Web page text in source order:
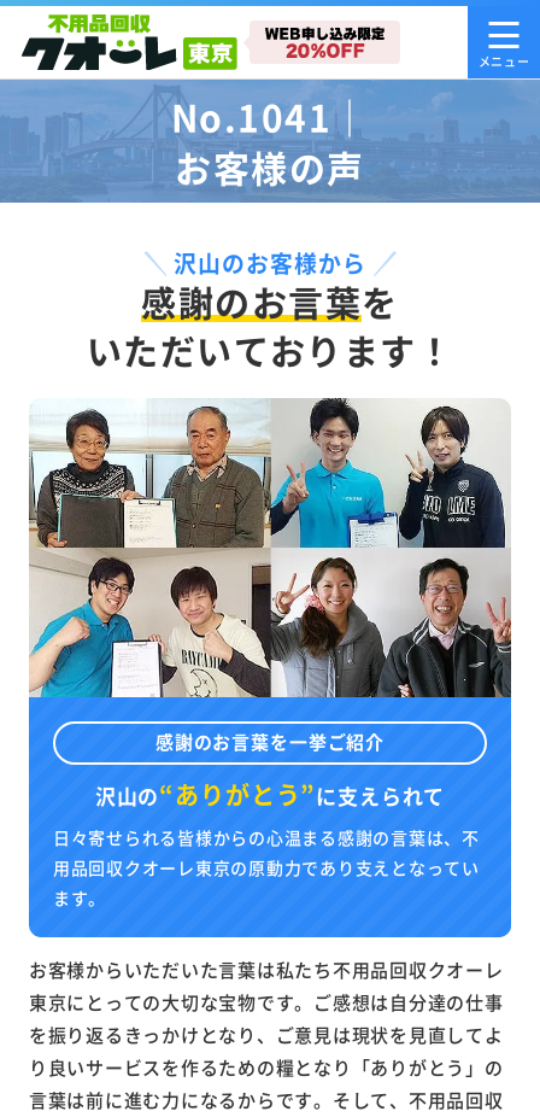
No.1041｜
お客様の声
沢山のお客様から
感謝のお言葉を
いただいております！
感謝のお言葉を一挙ご紹介
沢山の“ありがとう”に支えられて
日々寄せられる皆様からの心温まる感謝の言葉は、不
用品回収クオーレ東京の原動力であり支えとなってい
ます。
お客様からいただいた言葉は私たち不用品回収クオーレ
東京にとっての大切な宝物です。ご感想は自分達の仕事
を振り返るきっかけとなり、ご意見は現状を見直してよ
り良いサービスを作るための糧となり「ありがとう」の
言葉は前に進む力になるからです。そして、不用品回収